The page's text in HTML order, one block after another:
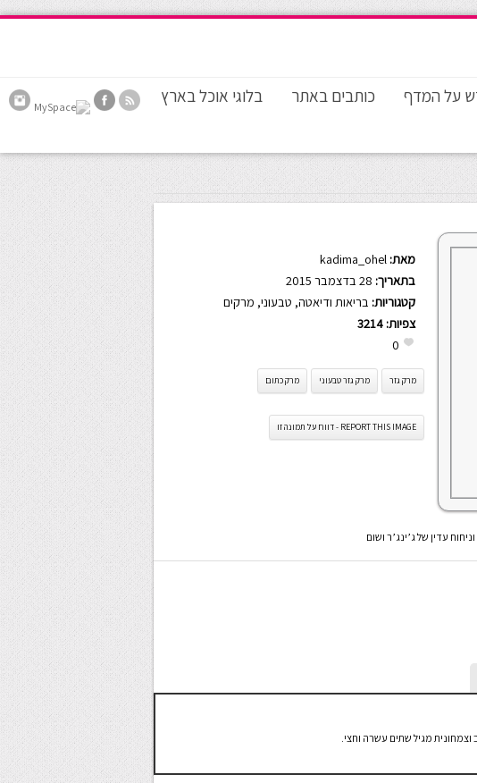
על המדף כותבים באתר בלוגי אוכל בארץ
מאת: kadima_ohel
בתאריך:
קטגוריות: בריאות ודיאטה, טבעוני, מרקים
צפיות: 3214
0
מרק גזר מרק גזר טבעוני מרק כתום
REPORT THIS IMAGE - דווח על תמונה זו
עדין של ג’ינג’ר ושום
וצמחונית מגיל שתים עשרה וחצי.